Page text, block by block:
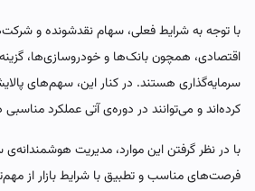
با توجه به شرایط فعلی، سهام نقدشونده و
اقتصادی، همچون بانک‌ها و خودروسازی‌ها،
سرمایه‌گذاری هستند. در کنار این، سهم‌های
کرده‌اند و می‌توانند در دوره‌ی آتی عملکرد
با در نظر گرفتن این موارد، مدیریت
فرصت‌های مناسب و تطبیق با شرایط بازار از